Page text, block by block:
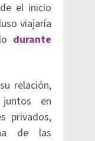
el inicio
viajaría
durante
relación,
en
privados,
de las